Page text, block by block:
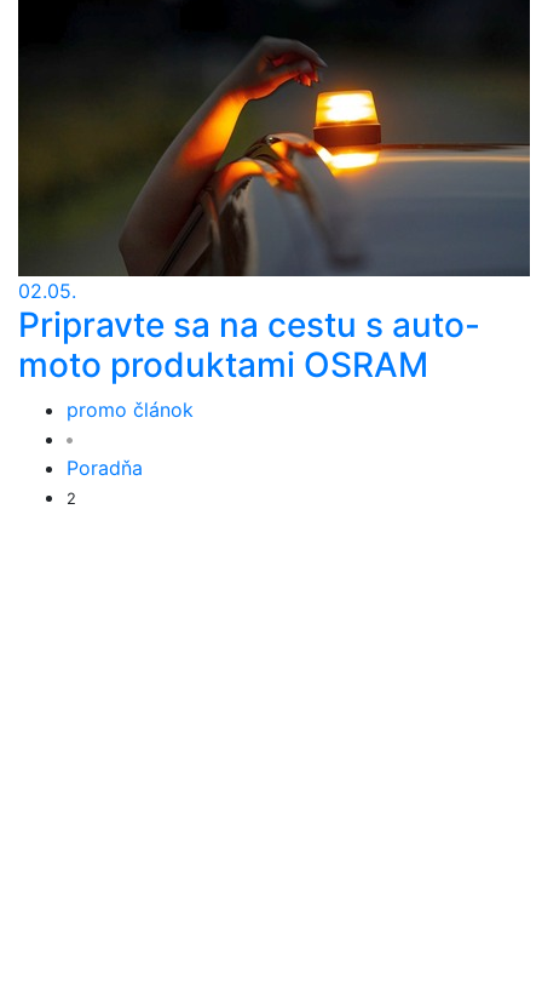
02.05.
Pripravte sa na cestu s auto-
moto produktami OSRAM
promo článok
Poradňa
2